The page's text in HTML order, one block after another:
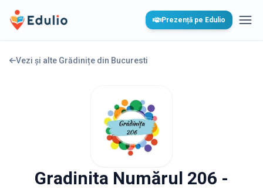
Edulio Prezență pe Edulio
Vezi și alte Grădinițe din Bucuresti
Gradinita Numărul 206 -